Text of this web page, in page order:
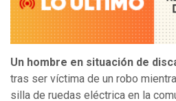
Un hombre en situación de
tras ser víctima de un robo
silla de ruedas eléctrica en la